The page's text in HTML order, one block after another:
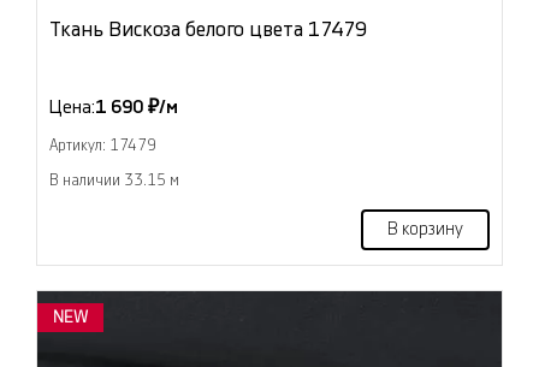
Ткань Вискоза белого цвета 17479
Цена:1 690 ₽/м
Артикул: 17479
В наличии 33.15 м
В корзину
NEW